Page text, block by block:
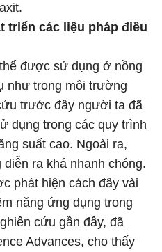
triển các liệu pháp điều
được sử dụng ở nồng
như trong môi trường
trước đây người ta đã
dụng trong các quy trình
suất cao. Ngoài ra,
ra khá nhanh chóng.
phát hiện cách đây vài
năng ứng dụng trong
cứu gần đây, đã
Advances, cho thấy